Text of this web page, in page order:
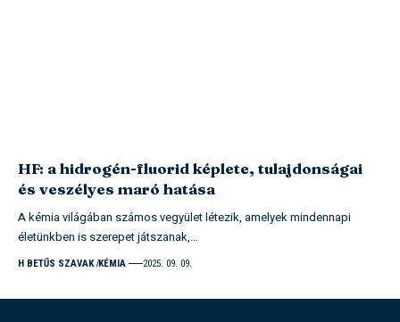
HF: a hidrogén-fluorid képlete, tulajdonságai
és veszélyes maró hatása
A kémia világában számos vegyület létezik, amelyek mindennapi
életünkben is szerepet játszanak,…
H BETŰS SZAVAK KÉMIA 2025. 09. 09.